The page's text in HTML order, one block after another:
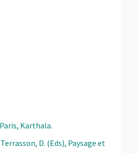
Karthala.
D. (Eds), Paysage et